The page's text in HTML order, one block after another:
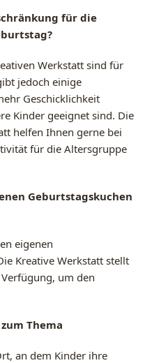
für die
Werkstatt sind für
jedoch einige
Geschicklichkeit
Kinder geeignet sind. Die
helfen Ihnen gerne bei
für die Altersgruppe
Geburtstagskuchen
eigenen
Kreative Werkstatt stellt
um den
Thema
an dem Kinder ihre